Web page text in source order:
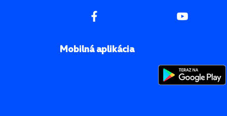
Mobilná aplikácia